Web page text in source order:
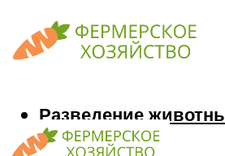
Разведение
Козы